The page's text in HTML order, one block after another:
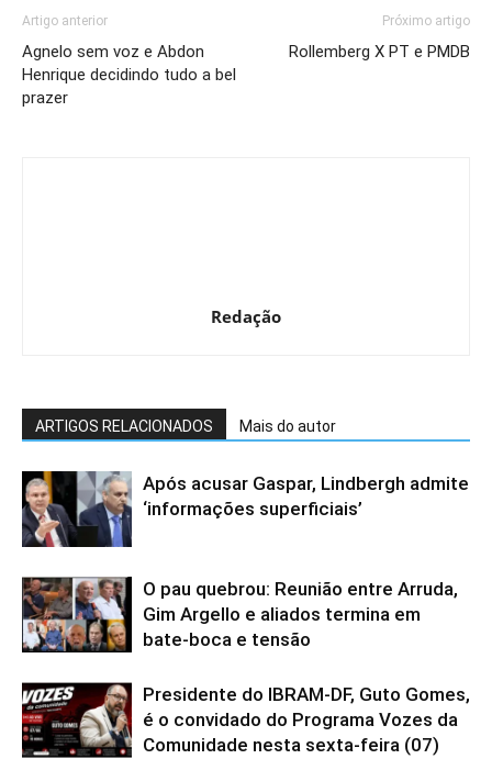
Artigo anterior
Agnelo sem voz e Abdon
Henrique decidindo tudo a bel
prazer
Próximo artigo
Rollemberg X PT e PMDB
Redação
ARTIGOS RELACIONADOS Mais do autor
Após acusar Gaspar, Lindbergh admite
‘informações superficiais’
O pau quebrou: Reunião entre Arruda,
Gim Argello e aliados termina em
bate-boca e tensão
Presidente do IBRAM-DF, Guto Gomes,
é o convidado do Programa Vozes da
Comunidade nesta sexta-feira (07)